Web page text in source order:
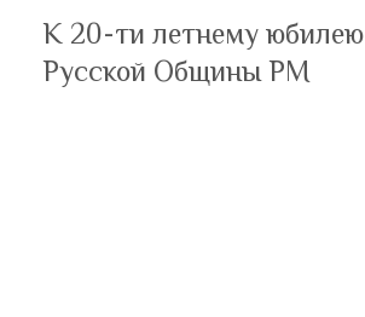
К 20-ти летнему юбилею
Русской Общины РМ